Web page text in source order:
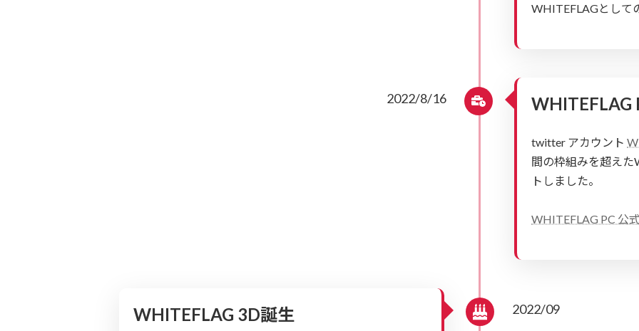
WHITEFLAGとして
2022/8/16 WHITEFLAG
twitter アカウント
間の枠組みを超えた
トしました。
WHITEFLAG PC 公
2022/09
WHITEFLAG 3D誕生